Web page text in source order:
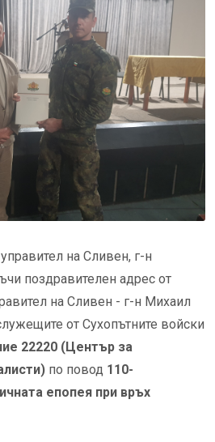
на Сливен, г-н
поздравителен адрес от
на Сливен - г-н Михаил
от Сухопътните войски
22220 (Център за
по повод 110-
епопея при връх